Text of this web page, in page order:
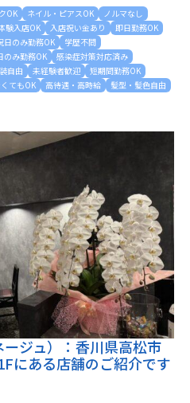
OK ネイル・ピアスOK
ノルマなし
験入店OK 入店祝い金あり
即日勤務OK
日のみ勤務OK
学歴不問
のみ勤務OK
感染症対策対応済み
自由 未経験者歓迎
短期間勤務OK
てもOK 高待遇・高時給 髪型・髪色自由
ージュ）：香川県高松市
にある店舗のご紹介です